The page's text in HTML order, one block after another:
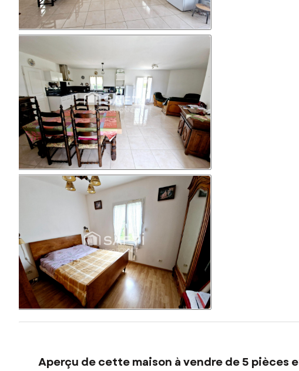
Aperçu de cette maison à vendre de 5 pièces